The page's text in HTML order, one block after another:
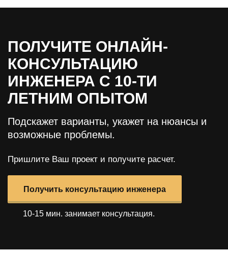
ПОЛУЧИТЕ ОНЛАЙН-
КОНСУЛЬТАЦИЮ
ИНЖЕНЕРА С 10-ТИ
ЛЕТНИМ ОПЫТОМ
Подскажет варианты, укажет на нюансы и
возможные проблемы.
Пришлите Ваш проект и получите расчет.
Получить консультацию инженера
10-15 мин. занимает консультация.